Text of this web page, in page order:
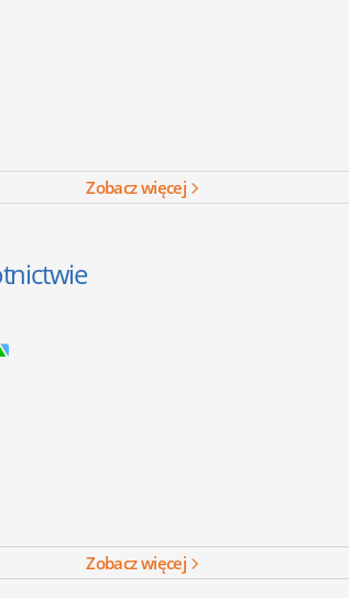
Zobacz więcej
Zobacz więcej